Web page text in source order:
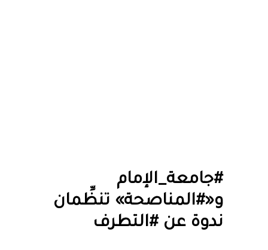
#جامعة_الإمام
و«#المناصحة» تنظِّمان
ندوة عن #التطرف